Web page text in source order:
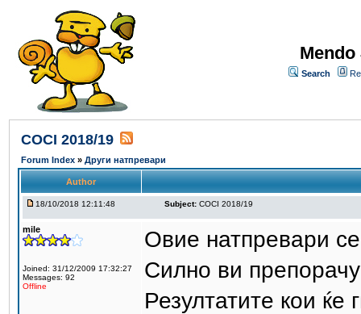
Search
COCI 2018/19
Forum Index » Други натпревари
Author
18/10/2018 12:11:48 Subject: COCI 2018/19
mile
Joined: 31/12/2009 17:32:27
Messages: 92
Offline
Овие натпревари
Силно ви
Резултатите кои ќе